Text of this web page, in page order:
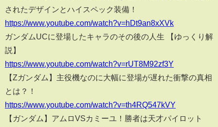
されたデザインとハイスペック装備！
https://www.youtube.com/watch?v=hDt9an8xXVk
ガンダムUCに登場したキャラのその後の人生 【ゆっくり解
説】
https://www.youtube.com/watch?v=rUT8M92zf3Y
【Zガンダム】主役機なのに大幅に登場が遅れた衝撃の真相
とは？！
https://www.youtube.com/watch?v=th4RQ547kVY
【ガンダム】アムロVSカミーユ！勝者は天才パイロット